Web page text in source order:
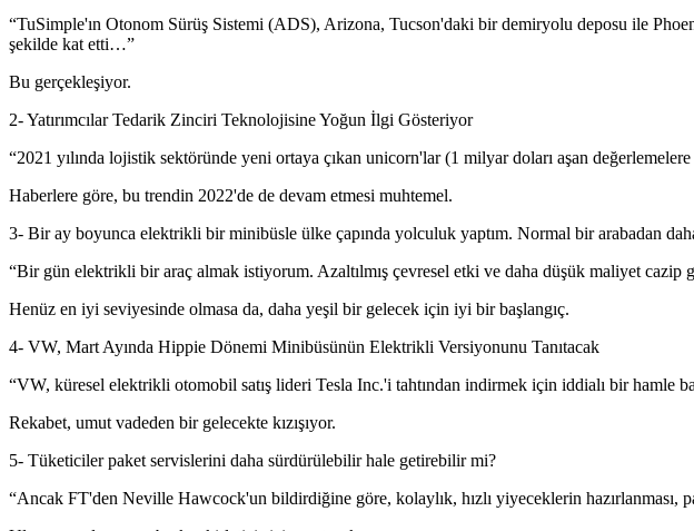
“TuSimple'ın Otonom Sürüş Sistemi (ADS), Arizona, Tucson'daki bir demiryolu deposu ile
şekilde kat etti…”
Bu gerçekleşiyor.
2- Yatırımcılar Tedarik Zinciri Teknolojisine Yoğun İlgi Gösteriyor
“2021 yılında lojistik sektöründe yeni ortaya çıkan unicorn'lar (1 milyar doları aşan
Haberlere göre, bu trendin 2022'de de devam etmesi muhtemel.
3- Bir ay boyunca elektrikli bir minibüsle ülke çapında yolculuk yaptım. Normal bir arabadan
“Bir gün elektrikli bir araç almak istiyorum. Azaltılmış çevresel etki ve daha düşük maliyet
Henüz en iyi seviyesinde olmasa da, daha yeşil bir gelecek için iyi bir başlangıç.
4- VW, Mart Ayında Hippie Dönemi Minibüsünün Elektrikli Versiyonunu Tanıtacak
“VW, küresel elektrikli otomobil satış lideri Tesla Inc.'i tahtından indirmek için iddialı bir hamle
Rekabet, umut vadeden bir gelecekte kızışıyor.
5- Tüketiciler paket servislerini daha sürdürülebilir hale getirebilir mi?
“Ancak FT'den Neville Hawcock'un bildirdiğine göre, kolaylık, hızlı yiyeceklerin hazırlanması,